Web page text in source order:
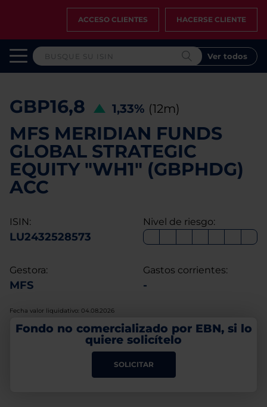
ACCESO CLIENTES HACERSE CLIENTE
Ver todos
GBP16,8 1,33% (12m)
MFS MERIDIAN FUNDS
GLOBAL STRATEGIC
EQUITY "WH1" (GBPHDG)
ACC
ISIN:
LU2432528573
Nivel de riesgo:
Gestora:
MFS
Gastos corrientes:
-
Fecha valor liquidativo: 04.08.2026
Fondo no comercializado por EBN, si lo
quiere solicítelo
SOLICITAR